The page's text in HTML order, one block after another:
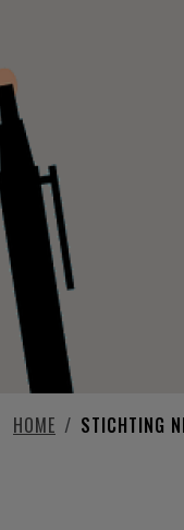
HOME STICHTING